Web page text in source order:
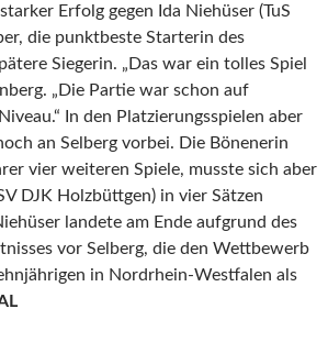
Erfolg gegen Ida Niehüser (TuS
die punktbeste Starterin des
Siegerin. „Das war ein tolles Spiel
„Die Partie war schon auf
In den Platzierungsspielen aber
an Selberg vorbei. Die Bönenerin
vier weiteren Spiele, musste sich aber
DJK Holzbüttgen) in vier Sätzen
landete am Ende aufgrund des
vor Selberg, die den Wettbewerb
in Nordrhein-Westfalen als